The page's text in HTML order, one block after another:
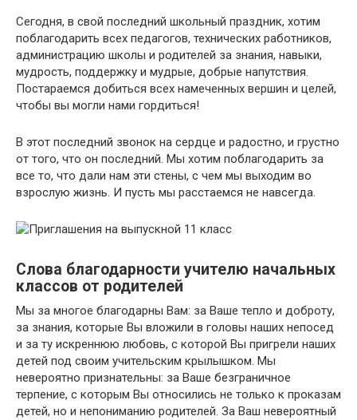
Сегодня, в свой последний школьный праздник, хотим
поблагодарить всех педагогов, технических работников,
администрацию школы и родителей за знания, навыки,
мудрость, поддержку и мудрые, добрые напутствия.
Постараемся добиться всех намеченных вершин и целей,
чтобы вы могли нами гордиться!
В этот последний звонок на сердце и радостно, и грустно
от того, что он последний. Мы хотим поблагодарить за
все то, что дали нам эти стены, с чем мы выходим во
взрослую жизнь. И пусть мы расстаемся не навсегда.
Слова благодарности учителю начальных
классов от родителей
Мы за многое благодарны Вам: за Ваше тепло и доброту,
за знания, которые Вы вложили в головы наших непосед
и за ту искреннюю любовь, с которой Вы пригрели наших
детей под своим учительским крылышком. Мы
невероятно признательны: за Ваше безграничное
терпение, с которым Вы относились не только к проказам
детей, но и непониманию родителей. За Ваш невероятный